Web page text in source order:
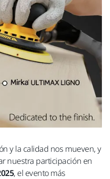
y la calidad nos mueven, y
nuestra participación en
, el evento más